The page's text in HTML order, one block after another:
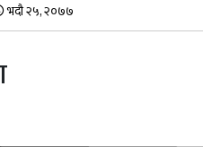
भदौ २५, २०७७